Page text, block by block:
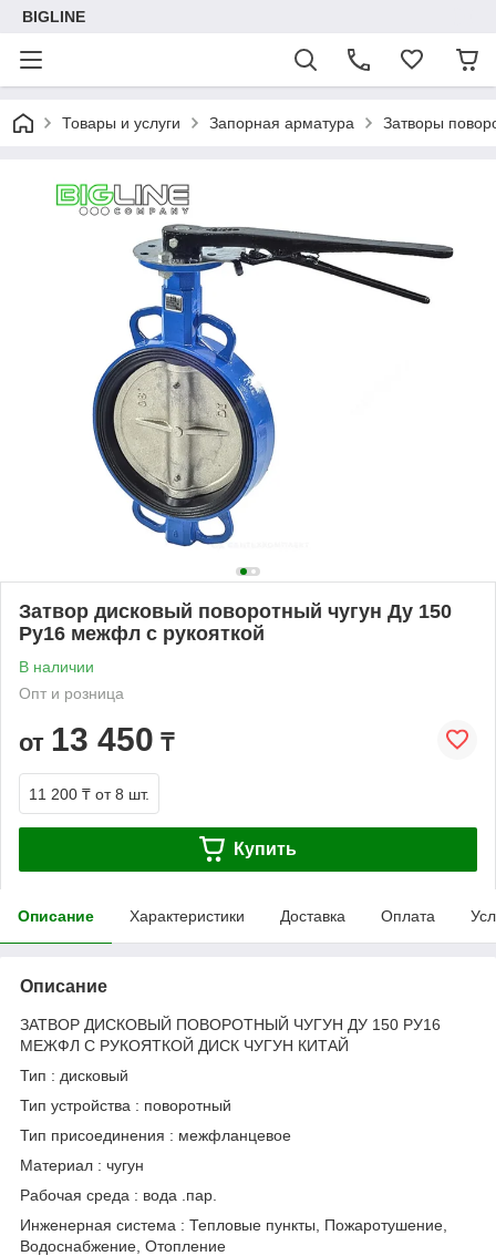
BIGLINE
Товары и услуги Запорная арматура Затворы
Затвор дисковый поворотный чугун Ду 150
Ру16 межфл с рукояткой
В наличии
Опт и розница
от 13 450 ₸
11 200 ₸ от 8 шт.
Купить
Описание Характеристики Доставка Оплата
Описание
ЗАТВОР ДИСКОВЫЙ ПОВОРОТНЫЙ ЧУГУН ДУ 150 РУ16
МЕЖФЛ С РУКОЯТКОЙ ДИСК ЧУГУН КИТАЙ
Тип : дисковый
Тип устройства : поворотный
Тип присоединения : межфланцевое
Материал : чугун
Рабочая среда : вода .пар.
Инженерная система : Тепловые пункты, Пожаротушение,
Водоснабжение, Отопление